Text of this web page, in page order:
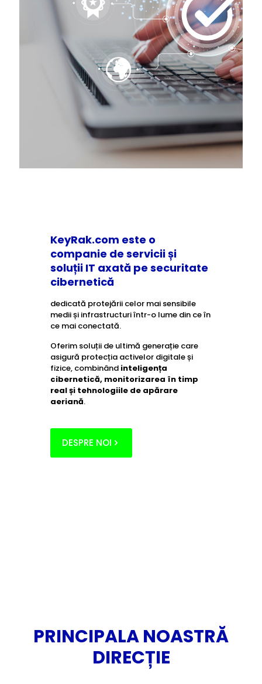
KeyRak.com este o
companie de servicii și
soluții IT axată pe securitate
cibernetică
dedicată protejării celor mai sensibile
medii și infrastructuri într-o lume din ce în
ce mai conectată.
Oferim soluții de ultimă generație care
asigură protecția activelor digitale și
fizice, combinând inteligența
cibernetică, monitorizarea în timp
real și tehnologiile de apărare
aeriană.
DESPRE NOI
PRINCIPALA NOASTRĂ
DIRECȚIE